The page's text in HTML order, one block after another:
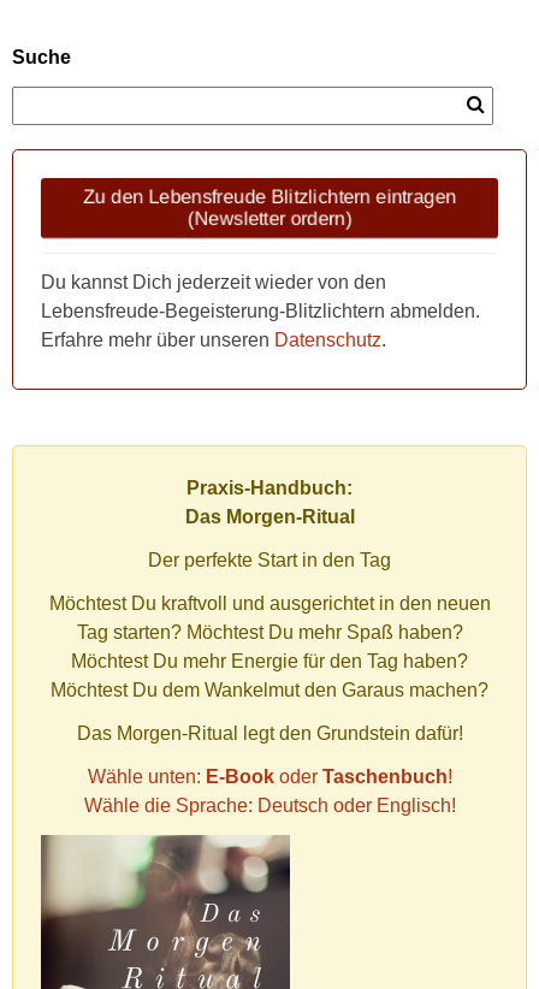
Suche
Zu den Lebensfreude Blitzlichtern eintragen
(Newsletter ordern)
Du kannst Dich jederzeit wieder von den
Lebensfreude-Begeisterung-Blitzlichtern abmelden.
Erfahre mehr über unseren Datenschutz.
Praxis-Handbuch:
Das Morgen-Ritual
Der perfekte Start in den Tag
Möchtest Du kraftvoll und ausgerichtet in den neuen
Tag starten? Möchtest Du mehr Spaß haben?
Möchtest Du mehr Energie für den Tag haben?
Möchtest Du dem Wankelmut den Garaus machen?
Das Morgen-Ritual legt den Grundstein dafür!
Wähle unten: E-Bookoder Taschenbuch!
Wähle die Sprache: Deutsch oder Englisch!